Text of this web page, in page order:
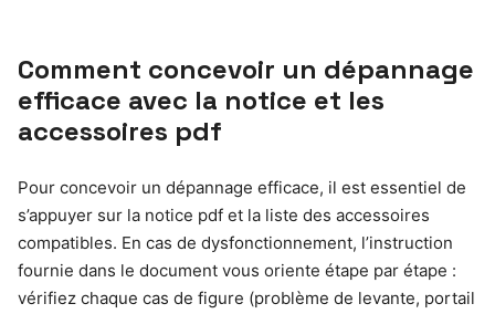
Comment concevoir un dépannage
efficace avec la notice et les
accessoires pdf
Pour concevoir un dépannage efficace, il est essentiel de
s’appuyer sur la notice pdf et la liste des accessoires
compatibles. En cas de dysfonctionnement, l’instruction
fournie dans le document vous oriente étape par étape :
vérifiez chaque cas de figure (problème de levante, portail